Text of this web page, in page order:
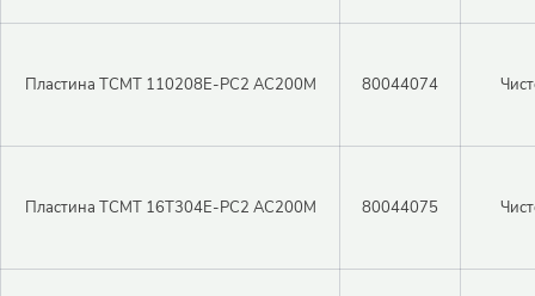
Пластина TCMT 110208E-PC2 AC200M 80044074
Пластина TCMT 16T304E-PC2 AC200M 80044075